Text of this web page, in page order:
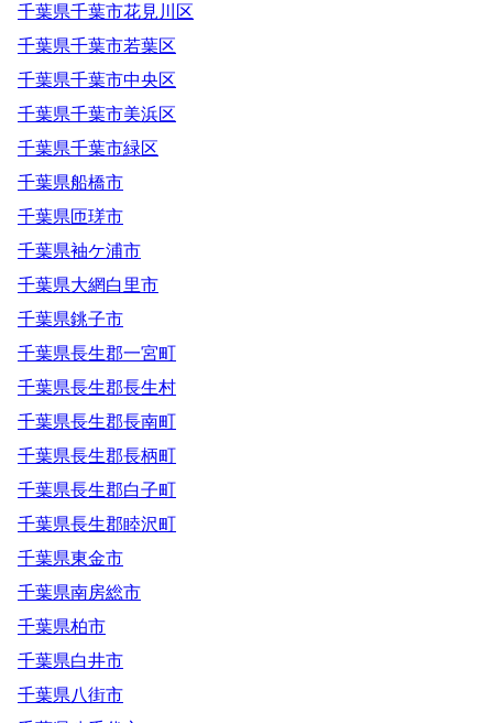
千葉県千葉市花見川区
千葉県千葉市若葉区
千葉県千葉市中央区
千葉県千葉市美浜区
千葉県千葉市緑区
千葉県船橋市
千葉県匝瑳市
千葉県袖ケ浦市
千葉県大網白里市
千葉県銚子市
千葉県長生郡一宮町
千葉県長生郡長生村
千葉県長生郡長南町
千葉県長生郡長柄町
千葉県長生郡白子町
千葉県長生郡睦沢町
千葉県東金市
千葉県南房総市
千葉県柏市
千葉県白井市
千葉県八街市